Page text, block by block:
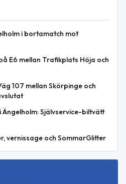
i bortamatch mot
E6 mellan Trafikplats Höja och
107 mellan Skörpinge och
Ängelholm: Självservice-biltvätt
vernissage och SommarGlitter